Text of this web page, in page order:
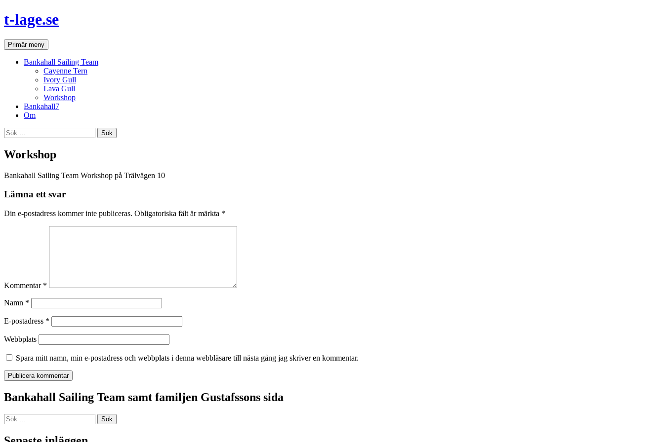
Hoppa
till
t-lage.se
SökPrimär meny
Bankahall Sailing Team
Cayenne Tern
Ivory Gull
Lava Gull
Workshop
Bankahall7
Om
Sök
efter:
Workshop
Bankahall Sailing Team Workshop på Trälvägen 10
Lämna ett svar
Din e-postadress kommer inte publiceras. Obligatoriska fält är märkta *
Kommentar *
Namn *
E-postadress *
Webbplats
Spara mitt namn, min e-postadress och webbplats i denna webbläsare till nästa gång jag skriver en kommentar.
Bankahall Sailing Team samt familjen Gustafssons sida
Sök
efter: